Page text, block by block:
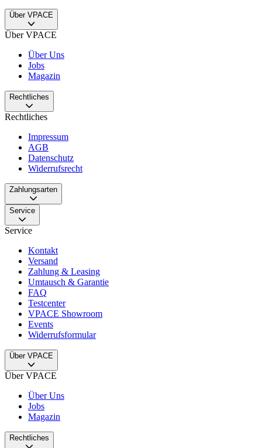
Über VPACE
Über VPACE
Über Uns
Jobs
Magazin
Rechtliches
Rechtliches
Impressum
AGB
Datenschutz
Widerrufsrecht
Zahlungsarten
Service
Service
Kontakt
Versand
Zahlung & Leasing
Umtausch & Garantie
FAQ
Testcenter
VPACE Showroom
Events
Widerrufsformular
Über VPACE
Über VPACE
Über Uns
Jobs
Magazin
Rechtliches